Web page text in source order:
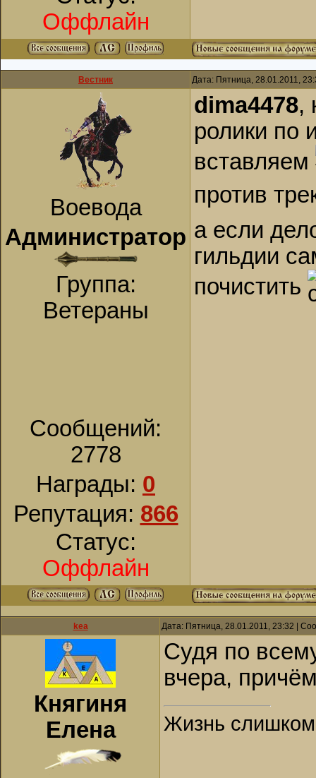
Оффлайн
Вестник Дата: Пятница, 28.01.2011,
Воевода
Администратор
Группа:
Ветераны
Сообщений:
2778
Награды: 0
Репутация: 866
Статус:
Оффлайн
dima4478,
ролики по
вставляем
против
а если
гильдии
почистить
kea Дата: Пятница, 28.01.2011, 23:32 |
Княгиня
Елена
Судя по
вчера,
Жизнь слишком